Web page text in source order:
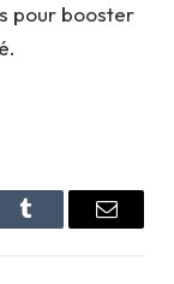
pour booster
Tumblr Email